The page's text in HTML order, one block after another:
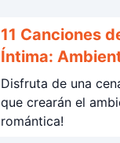
11 Canciones
Íntima:
Disfruta de una
que crearán el
romántica!